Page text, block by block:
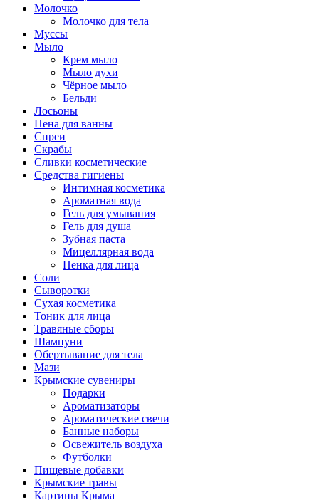
Молочко
Молочко для тела
Муссы
Мыло
Крем мыло
Мыло духи
Чёрное мыло
Бельди
Лосьоны
Пена для ванны
Спреи
Скрабы
Сливки косметические
Средства гигиены
Интимная косметика
Ароматная вода
Гель для умывания
Гель для душа
Зубная паста
Мицеллярная вода
Пенка для лица
Соли
Сыворотки
Сухая косметика
Тоник для лица
Травяные сборы
Шампуни
Обертывание для тела
Мази
Крымские сувениры
Подарки
Ароматизаторы
Ароматические свечи
Банные наборы
Освежитель воздуха
Футболки
Пищевые добавки
Крымские травы
Картины Крыма